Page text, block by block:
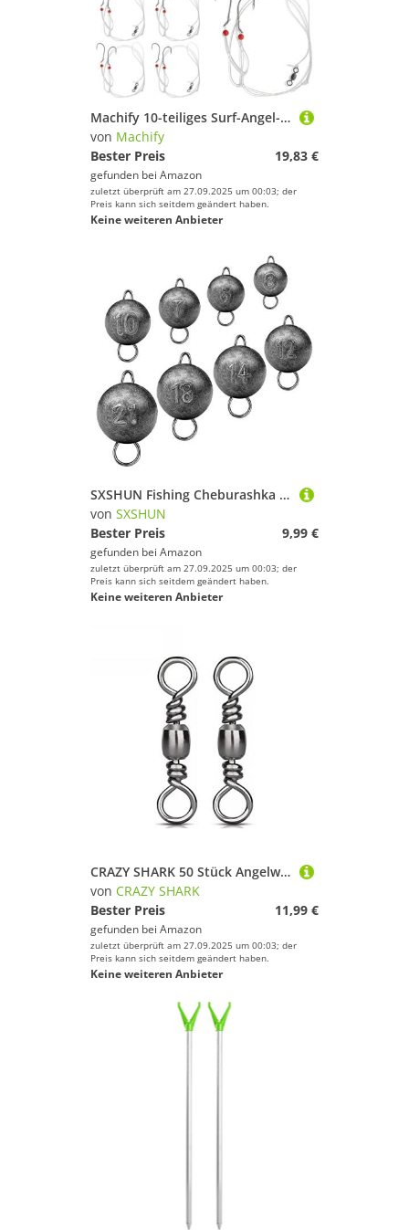
Machify 10-teiliges Surf-Angel-Set – Hi/Lo Tackle mit 3/0 Mustad Haken für Salzwasser
von Machify
Bester Preis
19,83 €
gefunden bei Amazon
zuletzt überprüft am 27.09.2025 um 00:03; der
Preis kann sich seitdem geändert haben.
Keine weiteren Anbieter
SXSHUN Fishing Cheburashka Blei Set 20PCS Bleie (3g/5g/7g/10g/12g/14g/18g/21g) Blei für Offset Haken - Dropshot Blei Drop Shot Blei Jigköpfe - Angel Blei, 3G
von SXSHUN
Bester Preis
9,99 €
gefunden bei Amazon
zuletzt überprüft am 27.09.2025 um 00:03; der
Preis kann sich seitdem geändert haben.
Keine weiteren Anbieter
CRAZY SHARK 50 Stück Angelwirbel Wirbelsortiment Angeln Edelstahl Barrel Wirbel Angel-Zubehör Set Schnell Rollende Angelschnur Haken Connectors
von CRAZY SHARK
Bester Preis
11,99 €
gefunden bei Amazon
zuletzt überprüft am 27.09.2025 um 00:03; der
Preis kann sich seitdem geändert haben.
Keine weiteren Anbieter